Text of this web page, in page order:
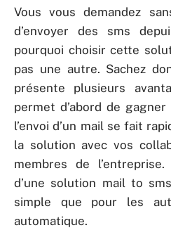
Vous vous demandez
d’envoyer des sms
pourquoi choisir cette
pas une autre. Sachez
présente plusieurs
permet d’abord de
l’envoi d’un mail se fait
la solution avec vos
membres de
d’une solution mail to
simple que pour les
automatique.